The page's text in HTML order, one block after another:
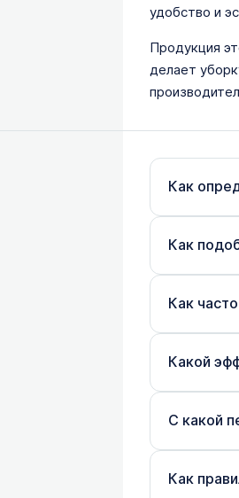
удобство и
Продукция
делает
Как
Как
Как
Какой
С какой
Как